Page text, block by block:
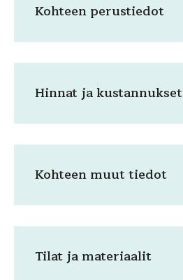
Kohteen perustiedot
Hinnat ja kustannukset
Kohteen muut tiedot
Tilat ja materiaalit